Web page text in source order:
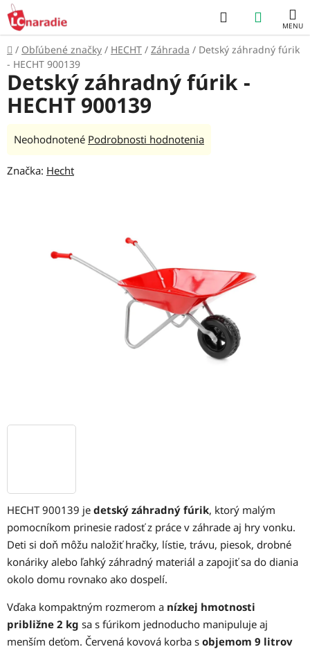
Prejsť
na
obsah
Hľadať
KOŠÍK
Domov
/ Obľúbené značky / HECHT / Záhrada / Detský záhradný fúrik
- HECHT 900139
HECHT 900139 je detský záhradný fúrik, ktorý malým
pomocníkom prinesie radosť z práce v záhrade aj hry vonku.
Deti si doň môžu naložiť hračky, lístie, trávu, piesok, drobné
konáriky alebo ľahký záhradný materiál a zapojiť sa do diania
okolo domu rovnako ako dospelí.
Vďaka kompaktným rozmerom a nízkej hmotnosti
približne 2 kg sa s fúrikom jednoducho manipuluje aj
menším deťom. Červená kovová korba s objemom 9 litrov
Detský záhradný fúrik -
HECHT 900139
Priemerné
produktu
hviezdičiek.
Neohodnotené Podrobnosti hodnotenia
Značka: Hecht